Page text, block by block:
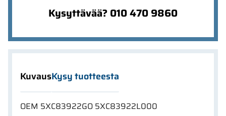
Kysyttävää? 010 470 9860
KuvausKysy tuotteesta
OEM 5XC83922GO 5XC83922L000